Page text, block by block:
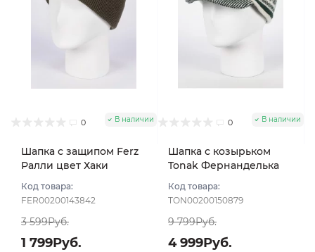
0 В наличии
Шапка с защипом Ferz
Ралли цвет Хаки
Код товара:
FER00200143842
3 599Руб.
1 799Руб.
0 В наличии
Шапка с козырьком
Tonak Фернанделька
зел тем/бел размер 56-
59
Код товара:
TON00200150879
9 799Руб.
4 999Руб.